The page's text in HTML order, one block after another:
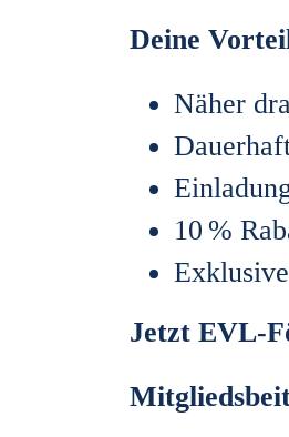
Deine
Näher
10 %
Jetzt EVL-